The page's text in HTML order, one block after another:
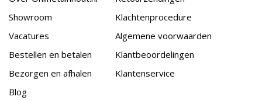
Showroom
Vacatures
Bestellen en betalen
Bezorgen en afhalen
Blog
Klachtenprocedure
Algemene voorwaarden
Klantbeoordelingen
Klantenservice